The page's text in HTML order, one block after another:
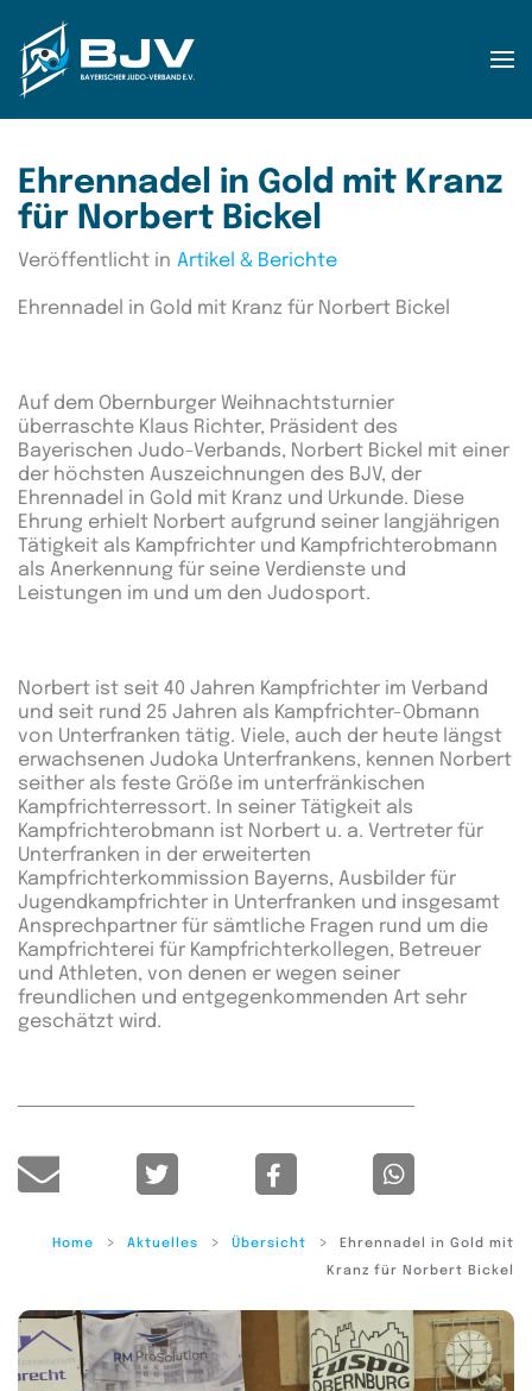
Zum Hauptinhalt springen
Ehrennadel in Gold mit Kranz
für Norbert Bickel
Veröffentlicht in Artikel & Berichte
Ehrennadel in Gold mit Kranz für Norbert Bickel
Auf dem Obernburger Weihnachtsturnier
überraschte Klaus Richter, Präsident des
Bayerischen Judo-Verbands, Norbert Bickel mit einer
der höchsten Auszeichnungen des BJV, der
Ehrennadel in Gold mit Kranz und Urkunde. Diese
Ehrung erhielt Norbert aufgrund seiner langjährigen
Tätigkeit als Kampfrichter und Kampfrichterobmann
als Anerkennung für seine Verdienste und
Leistungen im und um den Judosport.
Norbert ist seit 40 Jahren Kampfrichter im Verband
und seit rund 25 Jahren als Kampfrichter-Obmann
von Unterfranken tätig. Viele, auch der heute längst
erwachsenen Judoka Unterfrankens, kennen Norbert
seither als feste Größe im unterfränkischen
Kampfrichterressort. In seiner Tätigkeit als
Kampfrichterobmann ist Norbert u. a. Vertreter für
Unterfranken in der erweiterten
Kampfrichterkommission Bayerns, Ausbilder für
Jugendkampfrichter in Unterfranken und insgesamt
Ansprechpartner für sämtliche Fragen rund um die
Kampfrichterei für Kampfrichterkollegen, Betreuer
und Athleten, von denen er wegen seiner
freundlichen und entgegenkommenden Art sehr
geschätzt wird.
Home Aktuelles Übersicht
Ehrennadel in Gold mit
Kranz für Norbert Bickel